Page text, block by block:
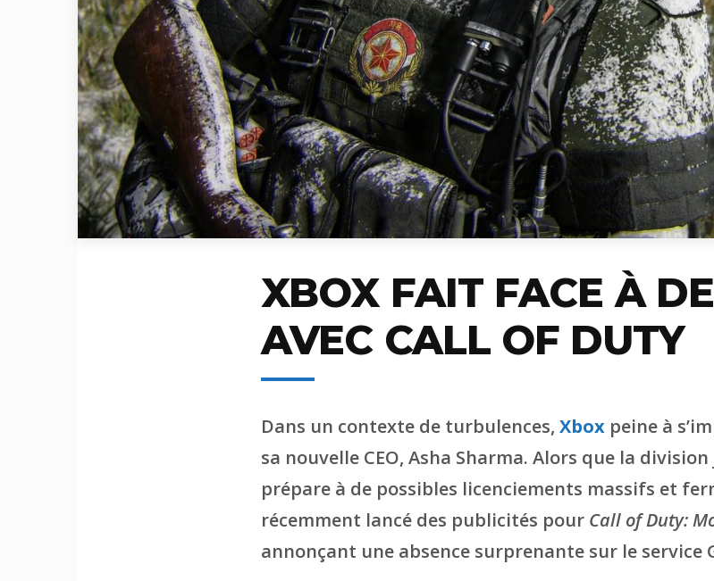
XBOX FAIT FACE À
AVEC CALL OF DUTY
Dans un contexte de turbulences, Xbox peine à
sa nouvelle CEO, Asha Sharma. Alors que la
prépare à de possibles licenciements massifs et
récemment lancé des publicités pour Call of Duty:
annonçant une absence surprenante sur le service